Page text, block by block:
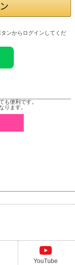
ンからログインしてくだ
も便利です。
ります。
YouTube